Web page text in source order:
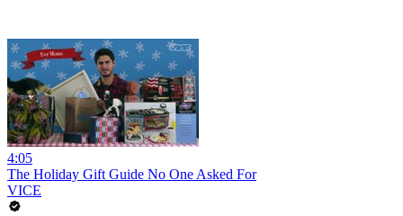
4:05
The Holiday Gift Guide No One Asked For
VICE